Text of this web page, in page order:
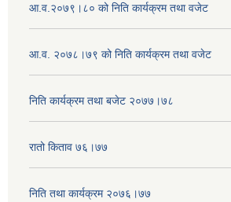
आ.व.२०७९।८० को निति कार्यक्रम तथा वजेट
आ.व. २०७८।७९ को निति कार्यक्रम तथा वजेट
निति कार्यक्रम तथा बजेट २०७७।७८
रातो किताव ७६।७७
निति तथा कार्यक्रम २०७६।७७